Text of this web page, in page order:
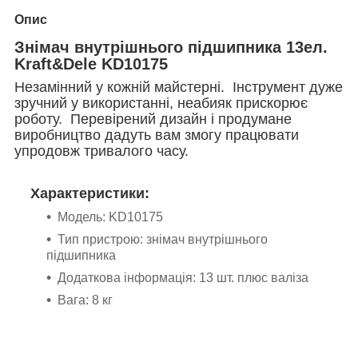
Опис
Знімач внутрішнього підшипника 13ел.
Kraft&Dele KD10175
Незамінний у кожній майстерні. Інструмент дуже
зручний у використанні, неабияк прискорює
роботу. Перевірений дизайн і продумане
виробництво дадуть вам змогу працювати
упродовж тривалого часу.
Характеристики:
Модель: KD10175
Тип пристрою: знімач внутрішнього
підшипника
Додаткова інформація: 13 шт. плюс валіза
Вага: 8 кг